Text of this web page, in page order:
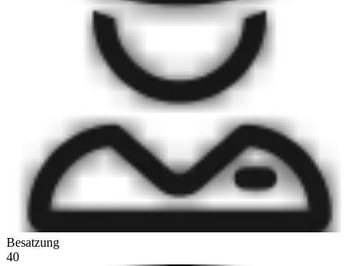
Besatzung
40